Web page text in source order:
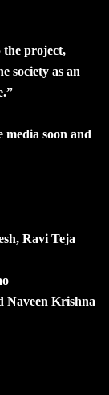
the project,
society as an
media soon and
Ravi Teja
Naveen Krishna